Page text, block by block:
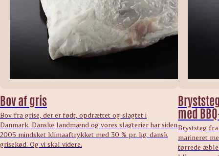
Bov af gris
Bov fra grise, der er født, opdrættet og slagtet i
Danmark. Danske landmænd og vores slagterier har siden
2005 mindsket klimaaftrykket med 30 % pr. kg. dansk
grisekød. Og vi skal videre.
med
Bryststeg
marineret
tørrede